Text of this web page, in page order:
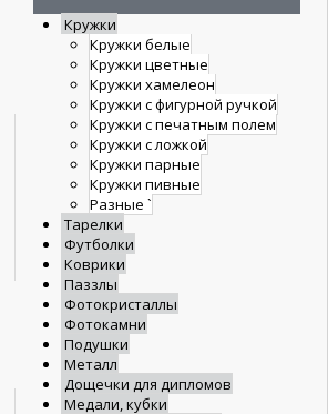
Кружки
Кружки белые
Кружки цветные
Кружки хамелеон
Кружки с фигурной ручкой
Кружки c печатным полем
Кружки с ложкой
Кружки парные
Кружки пивные
Разные `
Тарелки
Футболки
Коврики
Паззлы
Фотокристаллы
Фотокамни
Подушки
Металл
Дощечки для дипломов
Медали, кубки